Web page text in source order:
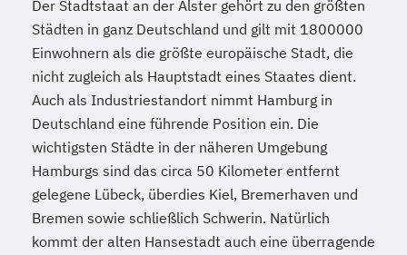
Der Stadtstaat an der Alster gehört zu den größten
Städten in ganz Deutschland und gilt mit 1800000
Einwohnern als die größte europäische Stadt, die
nicht zugleich als Hauptstadt eines Staates dient.
Auch als Industriestandort nimmt Hamburg in
Deutschland eine führende Position ein. Die
wichtigsten Städte in der näheren Umgebung
Hamburgs sind das circa 50 Kilometer entfernt
gelegene Lübeck, überdies Kiel, Bremerhaven und
Bremen sowie schließlich Schwerin. Natürlich
kommt der alten Hansestadt auch eine überragende